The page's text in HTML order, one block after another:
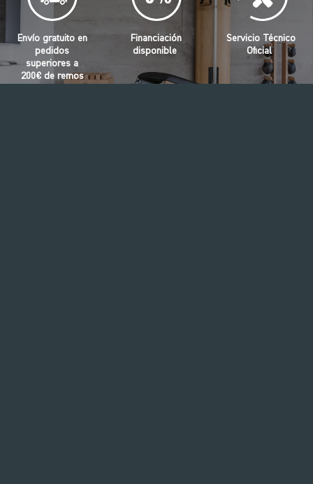
Envío gratuito en
pedidos
superiores a
200€ de remos
Financiación
disponible
Servicio Técnico
Oficial